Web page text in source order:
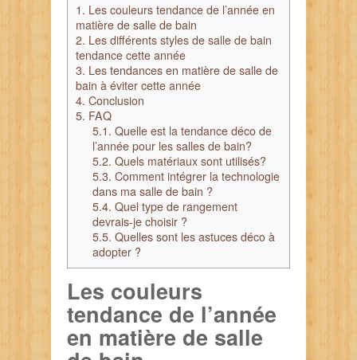
1. Les couleurs tendance de l’année en
matière de salle de bain
2. Les différents styles de salle de bain
tendance cette année
3. Les tendances en matière de salle de
bain à éviter cette année
4. Conclusion
5. FAQ
5.1. Quelle est la tendance déco de
l’année pour les salles de bain?
5.2. Quels matériaux sont utilisés?
5.3. Comment intégrer la technologie
dans ma salle de bain ?
5.4. Quel type de rangement
devrais-je choisir ?
5.5. Quelles sont les astuces déco à
adopter ?
Les couleurs
tendance de l’année
en matière de salle